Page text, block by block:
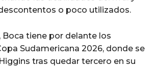
o poco utilizados.
Boca tiene por delante los
Sudamericana 2026, donde se
tras quedar tercero en su